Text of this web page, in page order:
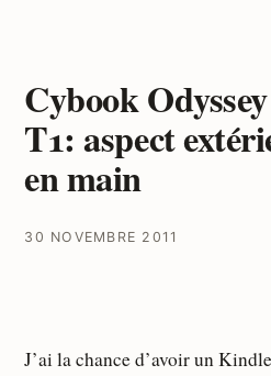
Cybook
T1: aspect
en main
30 NOVEMBRE 2011
J’ai la chance d’avoir un